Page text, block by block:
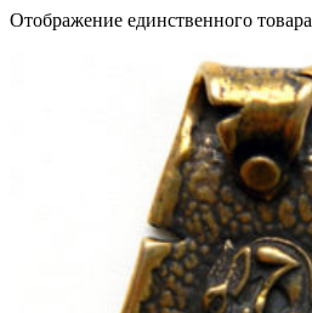
Отображение единственного товара